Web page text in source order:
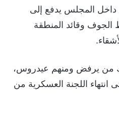
المجلس يدفع إلى
الجوف وقائد المنطقة
من يرفض ومنهم عيدروس،
انتهاء اللجنة العسكرية من